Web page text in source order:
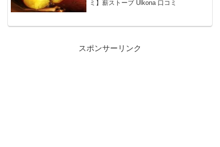
ミ】薪ストーブ Ulkona 口コミ
スポンサーリンク